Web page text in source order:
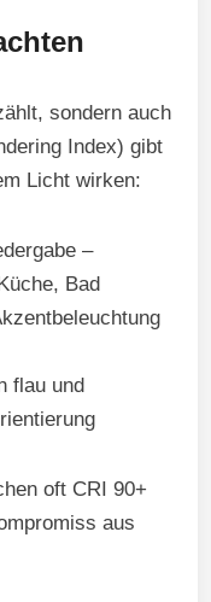
sondern auch
Index) gibt
Licht wirken:
–
Bad
flau und
oft CRI 90+
aus